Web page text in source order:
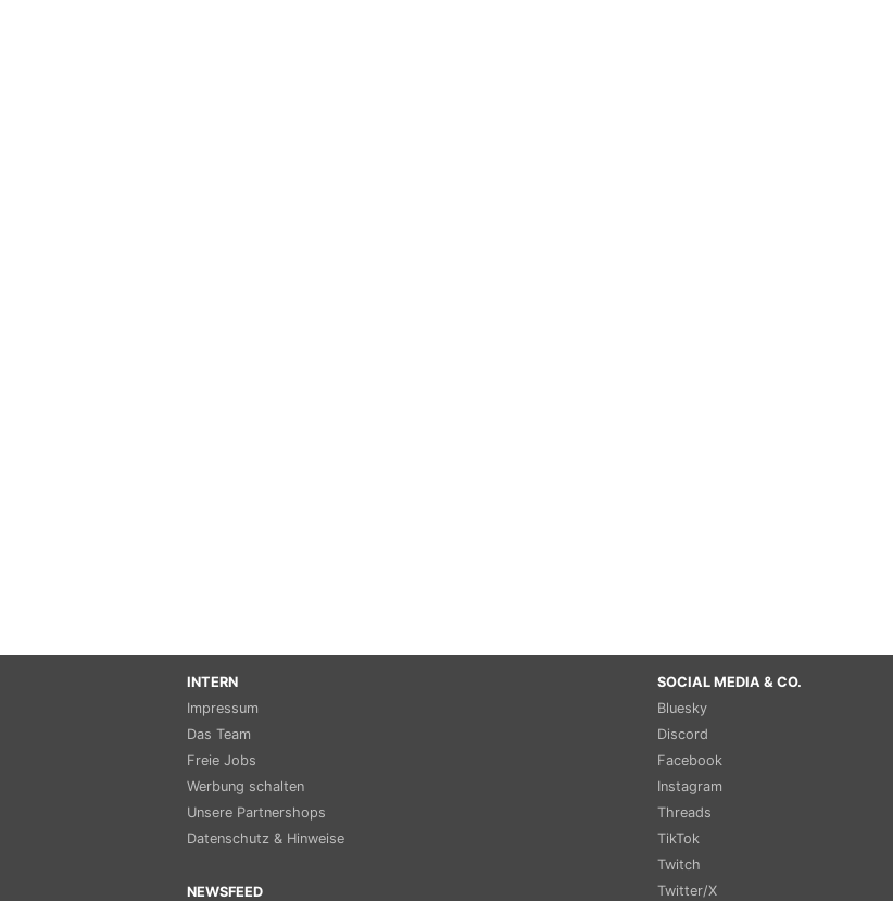
INTERN
Impressum
Das Team
Freie Jobs
Werbung schalten
Unsere Partnershops
Datenschutz & Hinweise
NEWSFEED
SOCIAL MEDIA & CO.
Bluesky
Discord
Facebook
Instagram
Threads
TikTok
Twitch
Twitter/X